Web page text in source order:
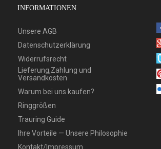
INFORMATIONEN
Unsere AGB
Datenschutzerklärung
Widerrufsrecht
Lieferung,Zahlung und
Versandkosten
Warum bei uns kaufen?
Ringgrößen
Trauring Guide
Ihre Vorteile — Unsere Philosophie
Kontakt/Impressum